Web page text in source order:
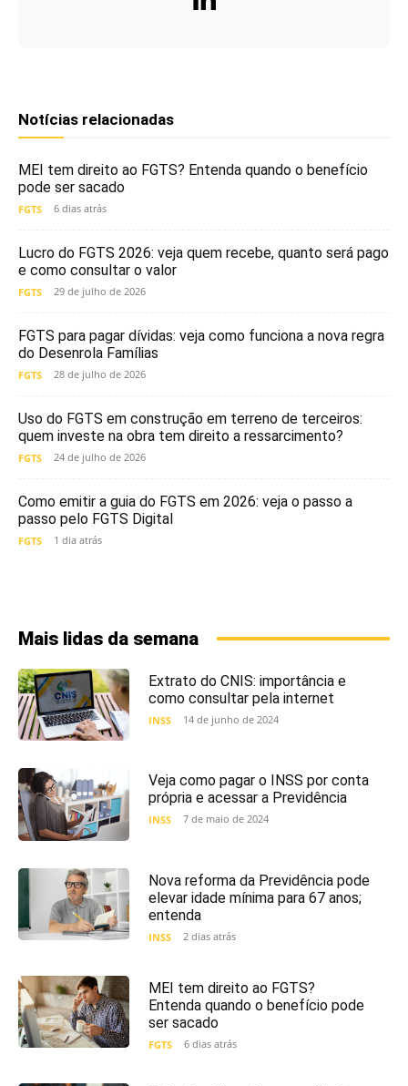
Notícias relacionadas
MEI tem direito ao FGTS? Entenda quando o benefício
pode ser sacado
FGTS 6 dias atrás
Lucro do FGTS 2026: veja quem recebe, quanto será pago
e como consultar o valor
FGTS 29 de julho de 2026
FGTS para pagar dívidas: veja como funciona a nova regra
do Desenrola Famílias
FGTS 28 de julho de 2026
Uso do FGTS em construção em terreno de terceiros:
quem investe na obra tem direito a ressarcimento?
FGTS 24 de julho de 2026
Como emitir a guia do FGTS em 2026: veja o passo a
passo pelo FGTS Digital
FGTS 1 dia atrás
Mais lidas da semana
Extrato do CNIS: importância e
como consultar pela internet
INSS 14 de junho de 2024
Veja como pagar o INSS por conta
própria e acessar a Previdência
INSS 7 de maio de 2024
Nova reforma da Previdência pode
elevar idade mínima para 67 anos;
entenda
INSS 2 dias atrás
MEI tem direito ao FGTS?
Entenda quando o benefício pode
ser sacado
FGTS 6 dias atrás